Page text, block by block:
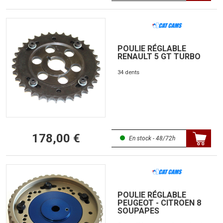
POULIE RÉGLABLE
RENAULT 5 GT TURBO
34 dents
178,00 € En stock - 48/72h
POULIE RÉGLABLE
PEUGEOT - CITROEN 8
SOUPAPES